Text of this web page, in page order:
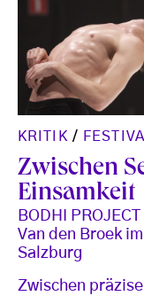
KRITIK/
Zwischen
Einsamkeit
BODHI
Van den Broek
Salzburg
Zwischen